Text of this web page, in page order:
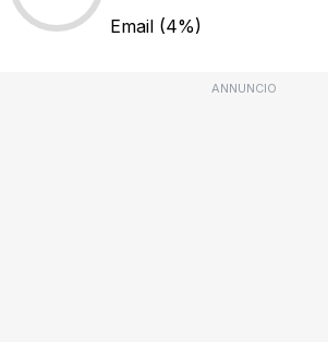
Email (4%)
ANNUNCIO